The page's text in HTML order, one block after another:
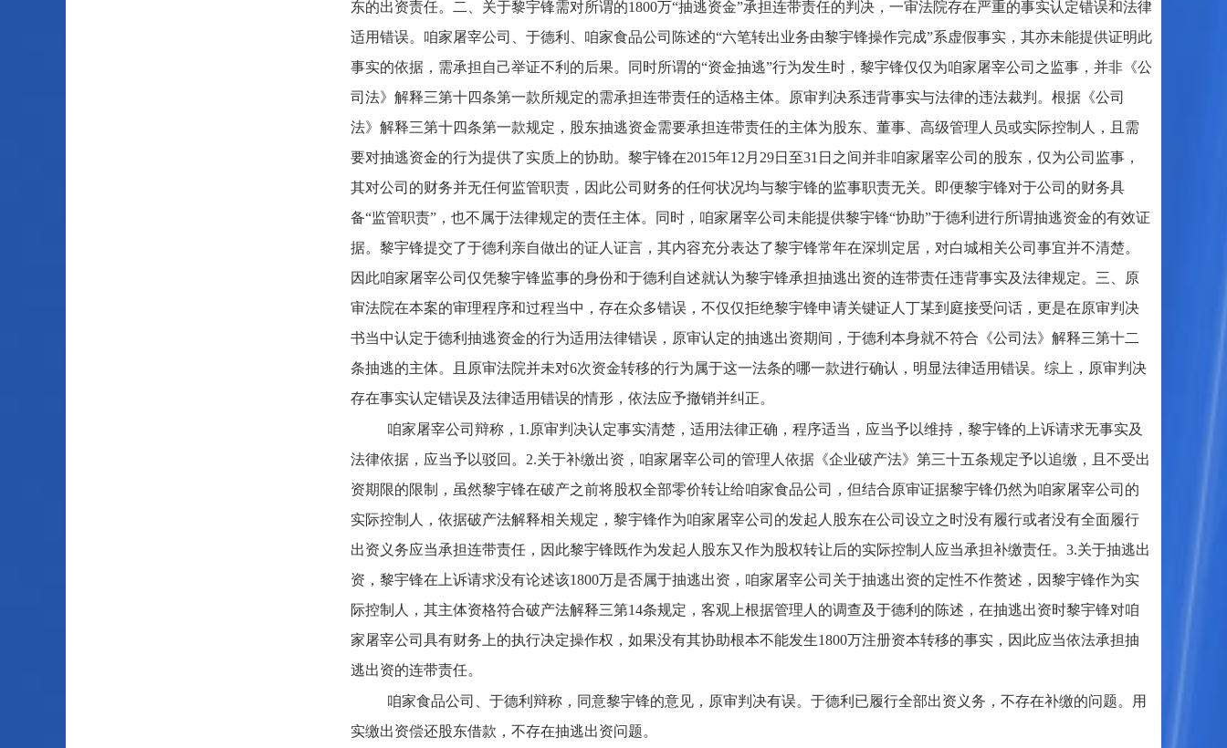
东的出资责任。二、关于黎宇锋需对所谓的1800万“抽逃资金”承担连带责任的判决，一审法院存在严重的事实认定错误和法律
适用错误。咱家屠宰公司、于德利、咱家食品公司陈述的“六笔转出业务由黎宇锋操作完成”系虚假事实，其亦未能提供证明此
事实的依据，需承担自己举证不利的后果。同时所谓的“资金抽逃”行为发生时，黎宇锋仅仅为咱家屠宰公司之监事，并非《公
司法》解释三第十四条第一款所规定的需承担连带责任的适格主体。原审判决系违背事实与法律的违法裁判。根据《公司
法》解释三第十四条第一款规定，股东抽逃资金需要承担连带责任的主体为股东、董事、高级管理人员或实际控制人，且需
要对抽逃资金的行为提供了实质上的协助。黎宇锋在2015年12月29日至31日之间并非咱家屠宰公司的股东，仅为公司监事，
其对公司的财务并无任何监管职责，因此公司财务的任何状况均与黎宇锋的监事职责无关。即便黎宇锋对于公司的财务具
备“监管职责”，也不属于法律规定的责任主体。同时，咱家屠宰公司未能提供黎宇锋“协助”于德利进行所谓抽逃资金的有效证
据。黎宇锋提交了于德利亲自做出的证人证言，其内容充分表达了黎宇锋常年在深圳定居，对白城相关公司事宜并不清楚。
因此咱家屠宰公司仅凭黎宇锋监事的身份和于德利自述就认为黎宇锋承担抽逃出资的连带责任违背事实及法律规定。三、原
审法院在本案的审理程序和过程当中，存在众多错误，不仅仅拒绝黎宇锋申请关键证人丁某到庭接受问话，更是在原审判决
书当中认定于德利抽逃资金的行为适用法律错误，原审认定的抽逃出资期间，于德利本身就不符合《公司法》解释三第十二
条抽逃的主体。且原审法院并未对6次资金转移的行为属于这一法条的哪一款进行确认，明显法律适用错误。综上，原审判决
存在事实认定错误及法律适用错误的情形，依法应予撤销并纠正。
咱家屠宰公司辩称，1.原审判决认定事实清楚，适用法律正确，程序适当，应当予以维持，黎宇锋的上诉请求无事实及
法律依据，应当予以驳回。2.关于补缴出资，咱家屠宰公司的管理人依据《企业破产法》第三十五条规定予以追缴，且不受出
资期限的限制，虽然黎宇锋在破产之前将股权全部零价转让给咱家食品公司，但结合原审证据黎宇锋仍然为咱家屠宰公司的
实际控制人，依据破产法解释相关规定，黎宇锋作为咱家屠宰公司的发起人股东在公司设立之时没有履行或者没有全面履行
出资义务应当承担连带责任，因此黎宇锋既作为发起人股东又作为股权转让后的实际控制人应当承担补缴责任。3.关于抽逃出
资，黎宇锋在上诉请求没有论述该1800万是否属于抽逃出资，咱家屠宰公司关于抽逃出资的定性不作赘述，因黎宇锋作为实
际控制人，其主体资格符合破产法解释三第14条规定，客观上根据管理人的调查及于德利的陈述，在抽逃出资时黎宇锋对咱
家屠宰公司具有财务上的执行决定操作权，如果没有其协助根本不能发生1800万注册资本转移的事实，因此应当依法承担抽
逃出资的连带责任。
咱家食品公司、于德利辩称，同意黎宇锋的意见，原审判决有误。于德利已履行全部出资义务，不存在补缴的问题。用
实缴出资偿还股东借款，不存在抽逃出资问题。